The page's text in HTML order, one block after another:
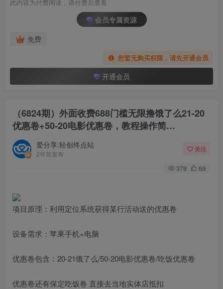
此内容为付费阅读，请付费后查看
会员专属资源
免费
您暂无购买权限，请先开通会员
开通会员
（6824期）外面收费688门槛无限撸饿了么21-20
优惠卷+50-20电影优惠卷，教程操作简…
爱分享:轻创终点站
2年前发布
关注
378 69
项目原理：利用定位系统获得某行活动送的优惠卷
设备需求：苹果手机+电脑
优惠卷包含：20-21饿了么/50-20电影优惠卷/吃饭优惠卷
优惠卷还有保定吃饭卷 直接去当地实体店抵扣